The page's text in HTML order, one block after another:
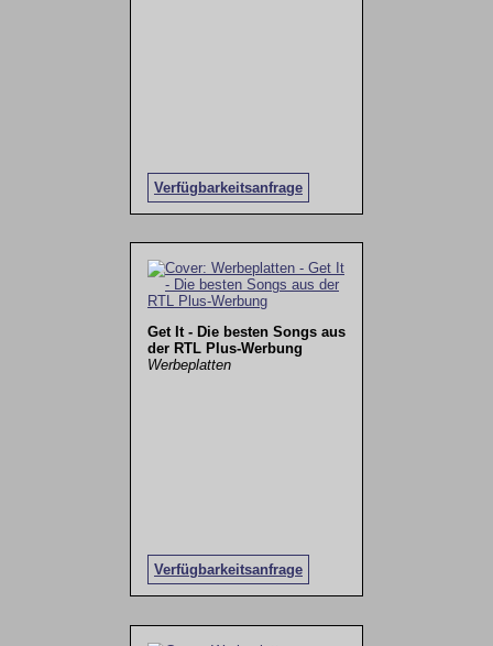
Verfügbarkeitsanfrage
Get It - Die besten Songs aus
der RTL Plus-Werbung
Werbeplatten
Verfügbarkeitsanfrage